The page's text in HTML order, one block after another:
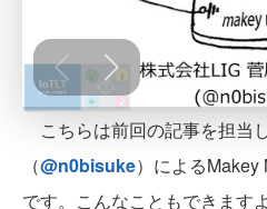
こちらは前回の記事を担当
（@n0bisuke）によるMakey
です。こんなこともできます